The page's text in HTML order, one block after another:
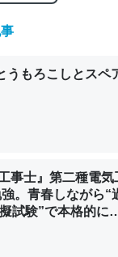
憶というには多い
「昆虫はなぜ海にいな
うもろこしとスペ
事士』第二種電気
。青春しながら“
試験”で本格的に
メ最新情報のファ